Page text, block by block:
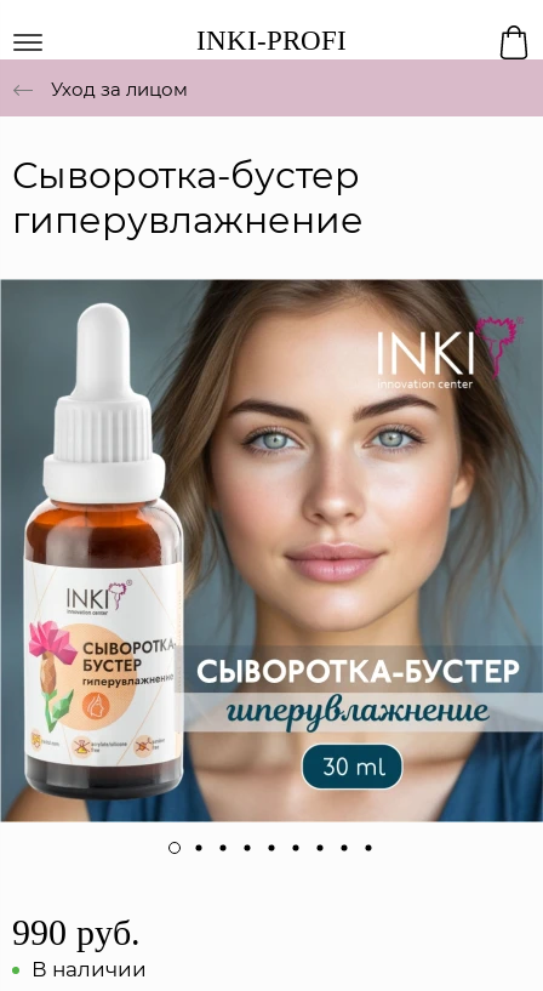
INKI-PROFI
Уход за лицом
Сыворотка-бустер
гиперувлажнение
990 руб.
В наличии